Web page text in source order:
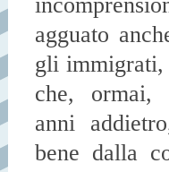
agguato
gli immigrati,
che, ormai,
anni
bene dalla